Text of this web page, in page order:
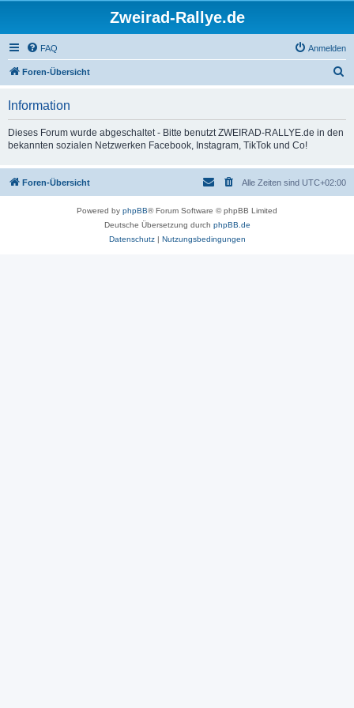
Zweirad-Rallye.de
FAQ Anmelden
Foren-Übersicht
Information
Dieses Forum wurde abgeschaltet - Bitte benutzt ZWEIRAD-RALLYE.de in den
bekannten sozialen Netzwerken Facebook, Instagram, TikTok und Co!
Foren-Übersicht Alle Zeiten sind UTC+02:00
Powered by phpBB® Forum Software © phpBB Limited
Deutsche Übersetzung durch phpBB.de
Datenschutz| Nutzungsbedingungen